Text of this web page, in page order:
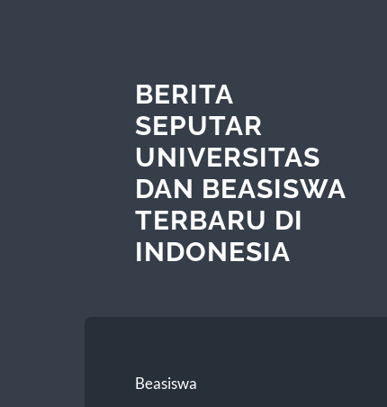
BERITA
SEPUTAR
UNIVERSITAS
DAN BEASISWA
TERBARU DI
INDONESIA
Beasiswa